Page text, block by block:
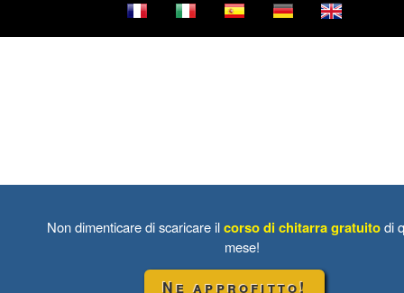
Non dimenticare di scaricare ilcorso di chitarra gratuitodi
mese!
Ne approfitto!